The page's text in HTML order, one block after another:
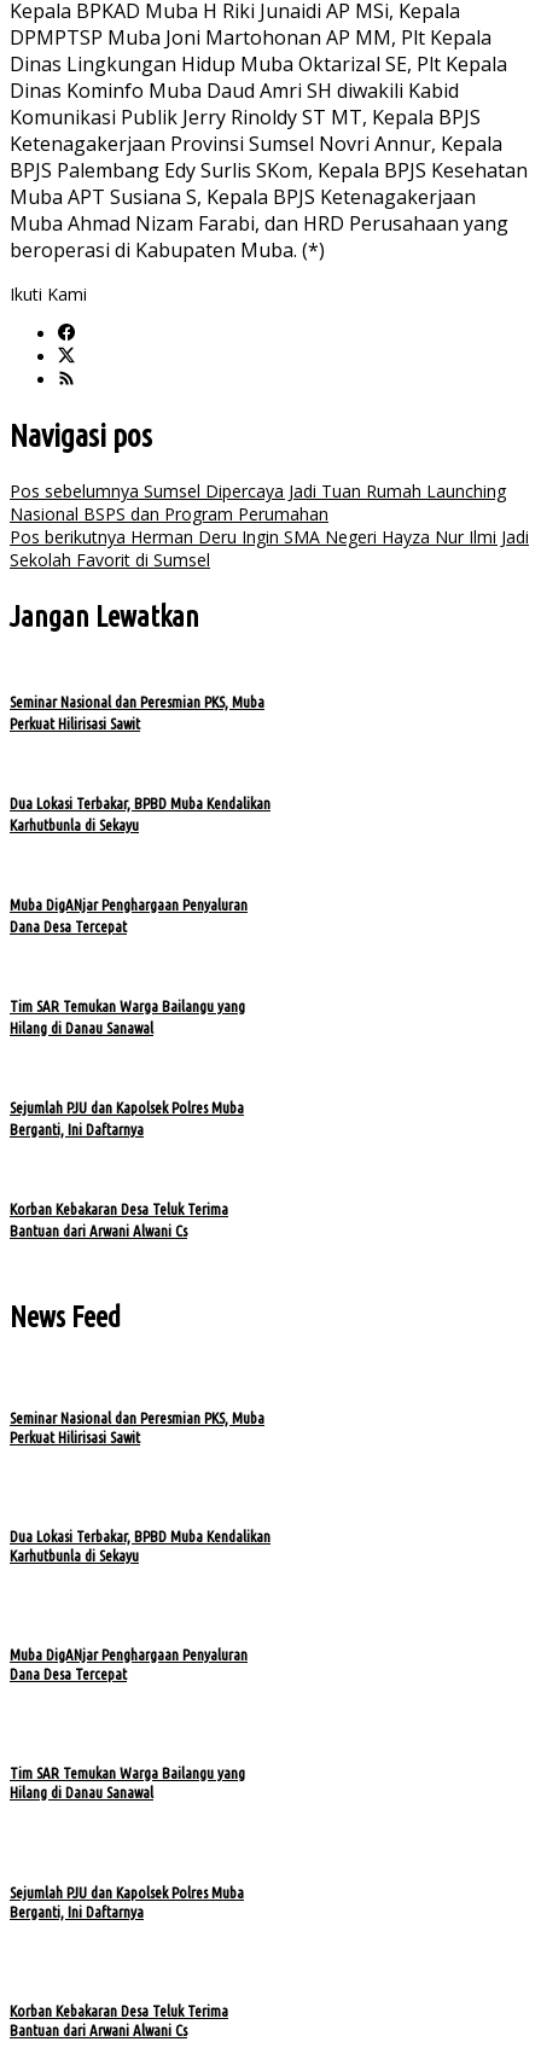
Kepala BPKAD Muba H Riki Junaidi AP MSi, Kepala
DPMPTSP Muba Joni Martohonan AP MM, Plt Kepala
Dinas Lingkungan Hidup Muba Oktarizal SE, Plt Kepala
Dinas Kominfo Muba Daud Amri SH diwakili Kabid
Komunikasi Publik Jerry Rinoldy ST MT, Kepala BPJS
Ketenagakerjaan Provinsi Sumsel Novri Annur, Kepala
BPJS Palembang Edy Surlis SKom, Kepala BPJS Kesehatan
Muba APT Susiana S, Kepala BPJS Ketenagakerjaan
Muba Ahmad Nizam Farabi, dan HRD Perusahaan yang
beroperasi di Kabupaten Muba. (*)
Ikuti Kami
Navigasi pos
Pos sebelumnya Sumsel Dipercaya Jadi Tuan Rumah Launching
Nasional BSPS dan Program Perumahan
Pos berikutnya Herman Deru Ingin SMA Negeri Hayza Nur Ilmi Jadi
Sekolah Favorit di Sumsel
Jangan Lewatkan
Seminar Nasional dan Peresmian PKS, Muba
Perkuat Hilirisasi Sawit
Dua Lokasi Terbakar, BPBD Muba Kendalikan
Karhutbunla di Sekayu
Muba DigANjar Penghargaan Penyaluran
Dana Desa Tercepat
Tim SAR Temukan Warga Bailangu yang
Hilang di Danau Sanawal
Sejumlah PJU dan Kapolsek Polres Muba
Berganti, Ini Daftarnya
Korban Kebakaran Desa Teluk Terima
Bantuan dari Arwani Alwani Cs
News Feed
Seminar Nasional dan Peresmian PKS, Muba
Perkuat Hilirisasi Sawit
Dua Lokasi Terbakar, BPBD Muba Kendalikan
Karhutbunla di Sekayu
Muba DigANjar Penghargaan Penyaluran
Dana Desa Tercepat
Tim SAR Temukan Warga Bailangu yang
Hilang di Danau Sanawal
Sejumlah PJU dan Kapolsek Polres Muba
Berganti, Ini Daftarnya
Korban Kebakaran Desa Teluk Terima
Bantuan dari Arwani Alwani Cs